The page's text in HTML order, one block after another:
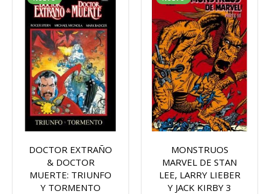
DOCTOR EXTRAÑO
& DOCTOR
MUERTE: TRIUNFO
Y TORMENTO
MONSTRUOS
MARVEL DE STAN
LEE, LARRY LIEBER
Y JACK KIRBY 3